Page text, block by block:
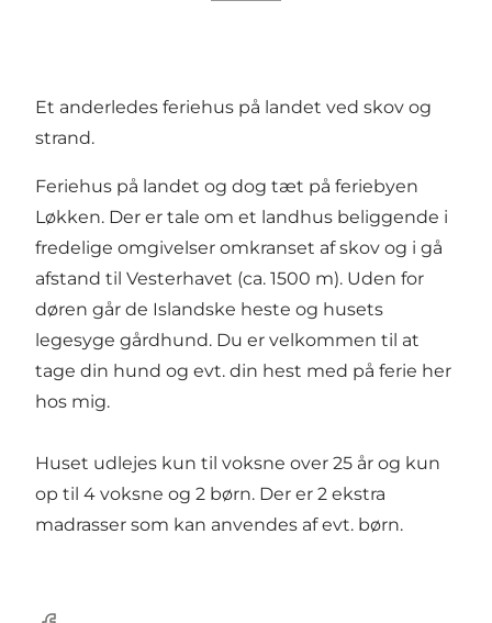
Et anderledes feriehus på landet ved skov og
strand.
Feriehus på landet og dog tæt på feriebyen
Løkken. Der er tale om et landhus beliggende i
fredelige omgivelser omkranset af skov og i gå
afstand til Vesterhavet (ca. 1500 m). Uden for
døren går de Islandske heste og husets
legesyge gårdhund. Du er velkommen til at
tage din hund og evt. din hest med på ferie her
hos mig.
Huset udlejes kun til voksne over 25 år og kun
op til 4 voksne og 2 børn. Der er 2 ekstra
madrasser som kan anvendes af evt. børn.